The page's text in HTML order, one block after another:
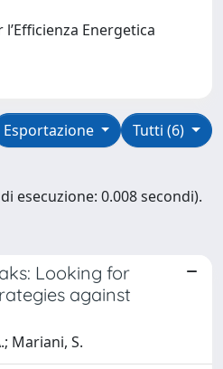
Energetica
Tutti (6)
Esportazione
esecuzione: 0.008 secondi).
Looking for
against
Mariani, S.